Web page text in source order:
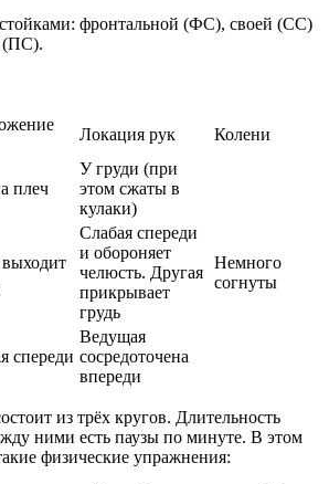
фронтальной (ФС), своей (СС)
(ПС).
Локация рук Колени
плеч
У груди (при
этом сжаты в
кулаки)
Немного
согнуты
Слабая спереди
и обороняет
челюсть. Другая
прикрывает
грудь
спереди
Ведущая
сосредоточена
впереди
из трёх кругов. Длительность
ними есть паузы по минуте. В этом
физические упражнения: